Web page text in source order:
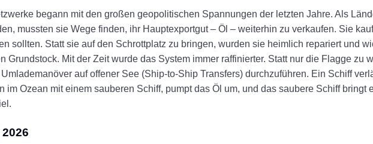
begann mit den großen geopolitischen Spannungen der letzten Jahre. Als
mussten sie Wege finden, ihr Hauptexportgut – Öl – weiterhin zu verkaufen. Sie
sollten. Statt sie auf den Schrottplatz zu bringen, wurden sie heimlich repariert und
Grundstock. Mit der Zeit wurde das System immer raffinierter. Statt nur die Flagge zu
auf offener See (Ship-to-Ship Transfers) durchzuführen. Ein Schiff
im Ozean mit einem sauberen Schiff, pumpt das Öl um, und das saubere Schiff bringt